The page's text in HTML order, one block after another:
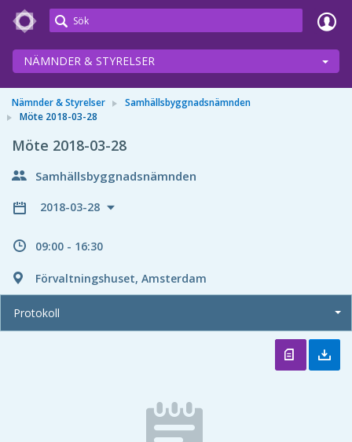
Meetings+
NÄMNDER & STYRELSER
Nämnder & Styrelser
Samhällsbyggnadsnämnden
Möte 2018-03-28
Möte 2018-03-28
Samhällsbyggnadsnämnden
2018-03-28
09:00 - 16:30
Förvaltningshuset, Amsterdam
Protokoll